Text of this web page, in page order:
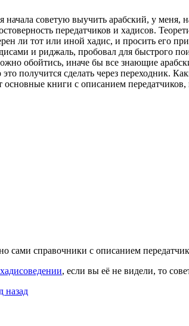
начала советую выучить арабский, у меня,
передатчиков и хадисов.
ли тот или иной хадис, и просить его
и риджаль, пробовал для быстрого
обойтись, иначе бы все знающие
получится сделать через переходник.
основные книги с описанием
сами справочники с описанием
, если вы её не видели, то
назад